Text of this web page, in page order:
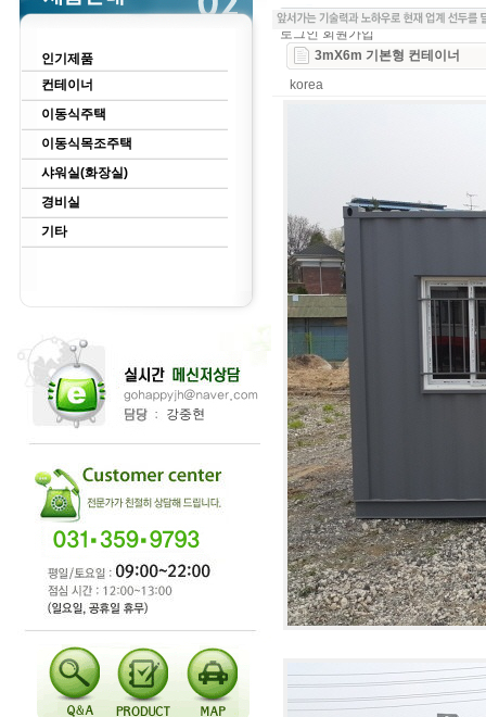
인기제품
컨테이너
이동식주택
이동식목조주택
샤워실(화장실)
경비실
기타
로그인 회원가입
3mX6m 기본형 컨테이너
korea